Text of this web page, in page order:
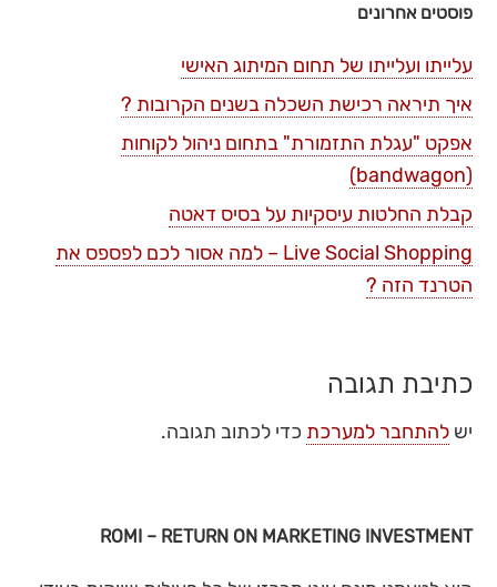
פוסטים אחרונים
עלייתו ועלייתו של תחום המיתוג האישי
איך תיראה רכישת השכלה בשנים הקרובות ?
אפקט "עגלת התזמורת" בתחום ניהול לקוחות
(bandwagon)
קבלת החלטות עיסקיות על בסיס דאטה
Live Social Shopping – למה אסור לכם לפספס את
הטרנד הזה ?
כתיבת תגובה
ישלהתחבר למערכת כדי לכתוב תגובה.
ROMI – RETURN ON MARKETING INVESTMENT